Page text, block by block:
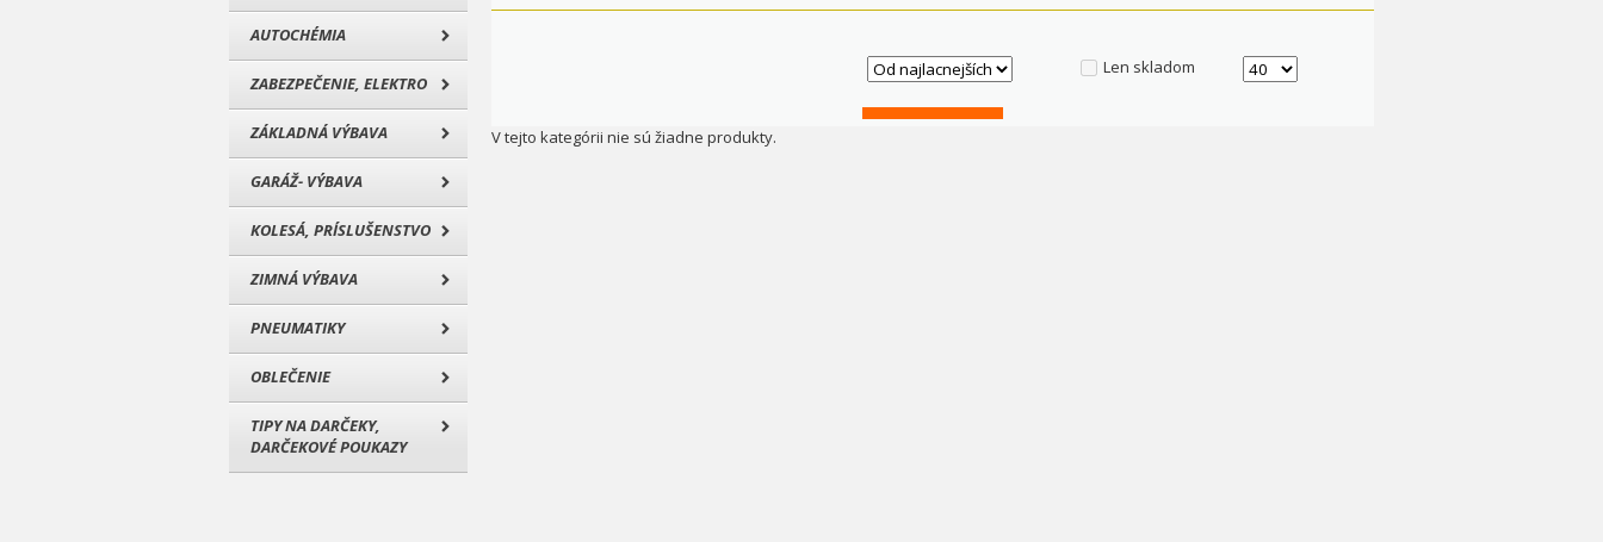
AUTOCHÉMIA
ZABEZPEČENIE, ELEKTRO
ZÁKLADNÁ VÝBAVA
GARÁŽ- VÝBAVA
KOLESÁ, PRÍSLUŠENSTVO
ZIMNÁ VÝBAVA
PNEUMATIKY
OBLEČENIE
TIPY NA DARČEKY,
DARČEKOVÉ POUKAZY
Len skladom
V tejto kategórii nie sú žiadne produkty.